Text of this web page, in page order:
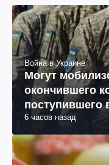
Война в Украине
Могут
окончившего
поступившего
юриста
6 часов назад